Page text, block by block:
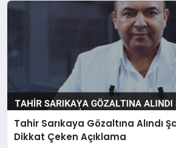
Tahir Sarıkaya Gözaltına Alındı
Dikkat Çeken Açıklama